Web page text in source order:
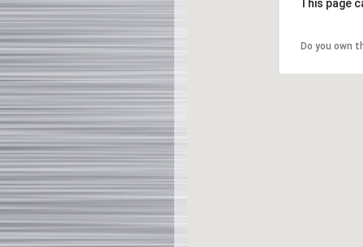
This page
Do you own